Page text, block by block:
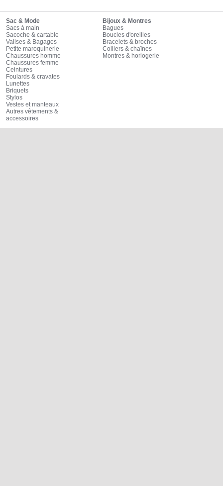
Sac & Mode
Sacs à main
Sacoche & cartable
Valises & Bagages
Petite maroquinerie
Chaussures homme
Chaussures femme
Ceintures
Foulards & cravates
Lunettes
Briquets
Stylos
Vestes et manteaux
Autres vêtements &
accessoires
Bijoux & Montres
Bagues
Boucles d'oreilles
Bracelets & broches
Colliers & chaînes
Montres & horlogerie